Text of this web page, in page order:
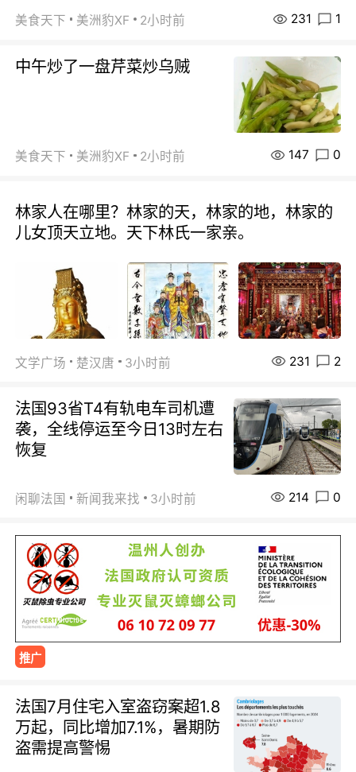
美食天下 美洲豹XF 2小时前 231 1
中午炒了一盘芹菜炒乌贼
美食天下 美洲豹XF 2小时前 147 0
林家人在哪里？林家的天，林家的地，林家的
儿女顶天立地。天下林氏一家亲。
文学广场 楚汉唐 3小时前 231 2
法国93省T4有轨电车司机遭
袭，全线停运至今日13时左右
恢复
闲聊法国 新闻我来找 3小时前 214 0
推广
法国7月住宅入室盗窃案超1.8
万起，同比增加7.1%，暑期防
盗需提高警惕